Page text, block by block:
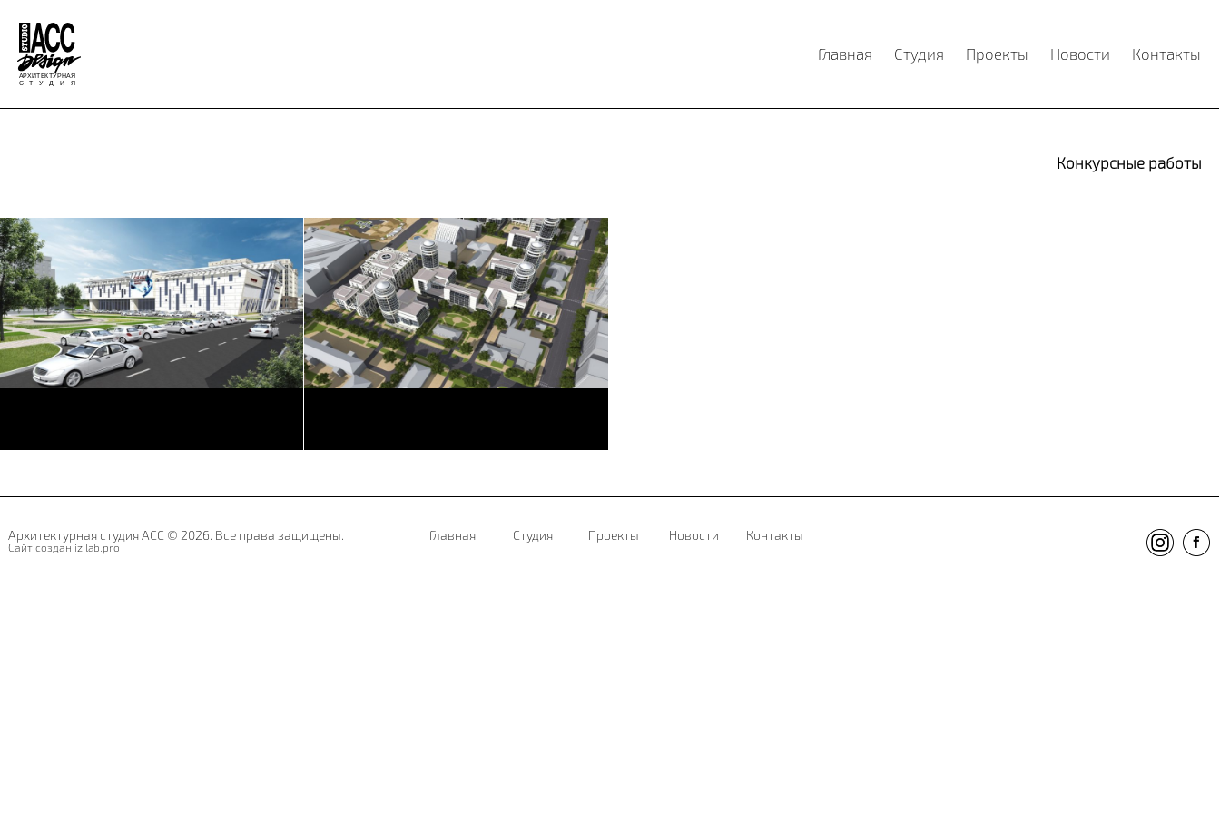
Главная Студия Проекты Новости Контакты
Конкурсные работы
Архитектурная студия АСС © 2026. Все права защищены.
Сайт создан izilab.pro
Главная Студия Проекты Новости Контакты